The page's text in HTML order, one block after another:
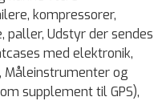
kompressorer,
Udstyr der sendes
med elektronik,
og
supplement til GPS),